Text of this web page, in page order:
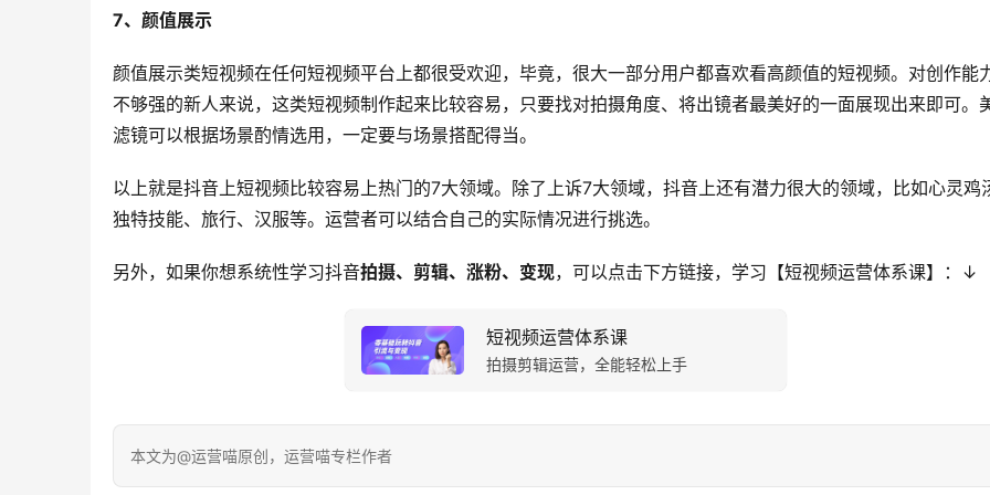
7、颜值展示
颜值展示类短视频在任何短视频平台上都很受欢迎，毕竟，很大一部分用户都喜欢看高颜值的短视频。对创作能
不够强的新人来说，这类短视频制作起来比较容易，只要找对拍摄角度、将出镜者最美好的一面展现出来即可。
滤镜可以根据场景酌情选用，一定要与场景搭配得当。
以上就是抖音上短视频比较容易上热门的7大领域。除了上诉7大领域，抖音上还有潜力很大的领域，比如心灵鸡
独特技能、旅行、汉服等。运营者可以结合自己的实际情况进行挑选。
另外，如果你想系统性学习抖音拍摄、剪辑、涨粉、变现，可以点击下方链接，学习【短视频运营体系课】：↓
短视频运营体系课
拍摄剪辑运营，全能轻松上手
本文为@运营喵原创，运营喵专栏作者